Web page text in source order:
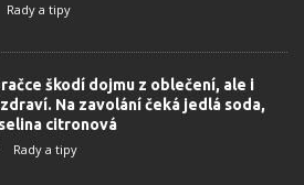
Rady a tipy
škodí dojmu z oblečení, ale i
Na zavolání čeká jedlá soda,
citronová
Rady a tipy